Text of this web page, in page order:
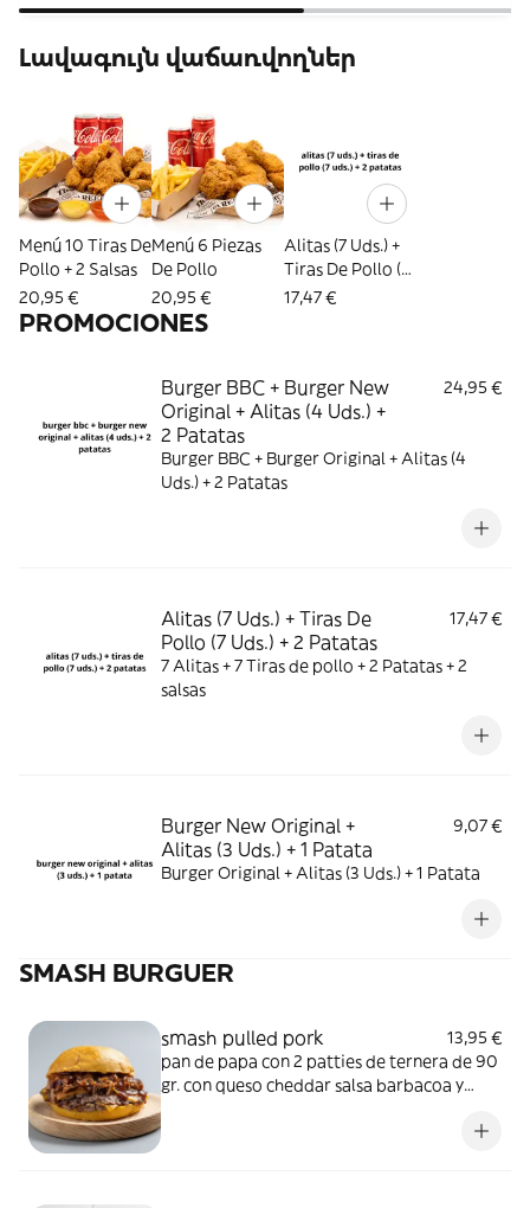
Լավագույն վաճառվողներ
Menú 10 Tiras De
Pollo + 2 Salsas
20,95 €
Menú 6 Piezas
De Pollo
20,95 €
Alitas (7 Uds.) +
Tiras De Pollo (7
Uds.) + 2 Patatas
17,47 €
PROMOCIONES
Burger BBC + Burger New
Original + Alitas (4 Uds.) +
2 Patatas
24,95 €
Burger BBC + Burger Original + Alitas (4
Uds.) + 2 Patatas
Alitas (7 Uds.) + Tiras De
Pollo (7 Uds.) + 2 Patatas
17,47 €
7 Alitas + 7 Tiras de pollo + 2 Patatas + 2
salsas
Burger New Original +
Alitas (3 Uds.) + 1 Patata
9,07 €
Burger Original + Alitas (3 Uds.) + 1 Patata
SMASH BURGUER
smash pulled pork
13,95 €
pan de papa con 2 patties de ternera de 90
gr. con queso cheddar salsa barbacoa y